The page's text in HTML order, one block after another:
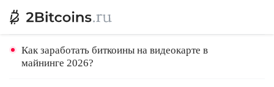
Как заработать биткоины на видеокарте в
майнинге 2026?